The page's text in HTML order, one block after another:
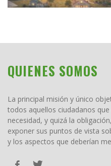
QUIENES SOMOS
La principal misión y único
todos aquellos ciudadanos
necesidad, y quizá la
exponer sus puntos de vista
y los aspectos que deberían